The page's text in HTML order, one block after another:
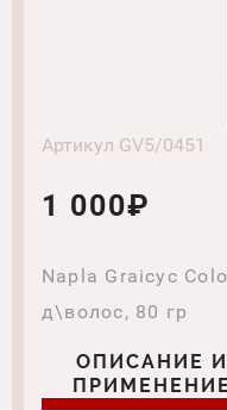
Артикул GV5/0451
1 000₽
Napla Graicyc
д\волос, 80 гр
ОПИСАНИЕ И